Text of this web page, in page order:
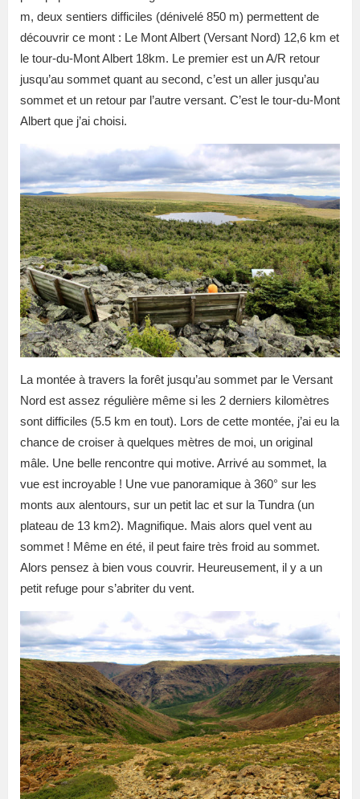
m, deux sentiers difficiles (dénivelé 850 m) permettent de
découvrir ce mont : Le Mont Albert (Versant Nord) 12,6 km et
le tour-du-Mont Albert 18km. Le premier est un A/R retour
jusqu’au sommet quant au second, c’est un aller jusqu’au
sommet et un retour par l’autre versant. C’est le tour-du-Mont
Albert que j’ai choisi.
La montée à travers la forêt jusqu’au sommet par le Versant
Nord est assez régulière même si les 2 derniers kilomètres
sont difficiles (5.5 km en tout). Lors de cette montée, j’ai eu la
chance de croiser à quelques mètres de moi, un original
mâle. Une belle rencontre qui motive. Arrivé au sommet, la
vue est incroyable ! Une vue panoramique à 360° sur les
monts aux alentours, sur un petit lac et sur la Tundra (un
plateau de 13 km2). Magnifique. Mais alors quel vent au
sommet ! Même en été, il peut faire très froid au sommet.
Alors pensez à bien vous couvrir. Heureusement, il y a un
petit refuge pour s’abriter du vent.